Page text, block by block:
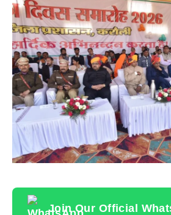
Join Our Official